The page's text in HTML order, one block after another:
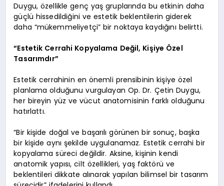
Duygu, özellikle genç yaş gruplarında bu etkinin daha
güçlü hissedildiğini ve estetik beklentilerin giderek
daha “mükemmeliyetçi” bir noktaya kaydığını belirtti.
“Estetik Cerrahi Kopyalama Değil, Kişiye Özel
Tasarımdır”
Estetik cerrahinin en önemli prensibinin kişiye özel
planlama olduğunu vurgulayan Op. Dr. Çetin Duygu,
her bireyin yüz ve vücut anatomisinin farklı olduğunu
hatırlattı.
“Bir kişide doğal ve başarılı görünen bir sonuç, başka
bir kişide aynı şekilde uygulanamaz. Estetik cerrahi bir
kopyalama süreci değildir. Aksine, kişinin kendi
anatomik yapısı, cilt özellikleri, yaş faktörü ve
beklentileri dikkate alınarak yapılan bilimsel bir tasarım